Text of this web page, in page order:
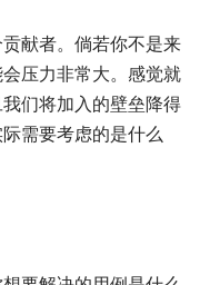
献者。倘若你不是来
压力非常大。感觉就
们将加入的壁垒降得
需要考虑的是什么